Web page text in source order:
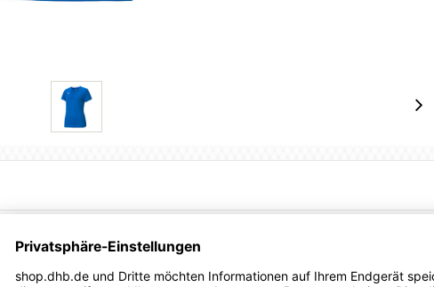
gerade gut genug. Das dazugehörige Damentrikot mag dabei einfach
in Form von dryCELL Technologie und nach vorne versetzten